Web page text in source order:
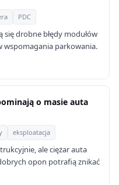
PDC
się drobne błędy modułów
wspomagania parkowania.
o masie auta
eksploatacja
ale ciężar auta
opon potrafią znikać